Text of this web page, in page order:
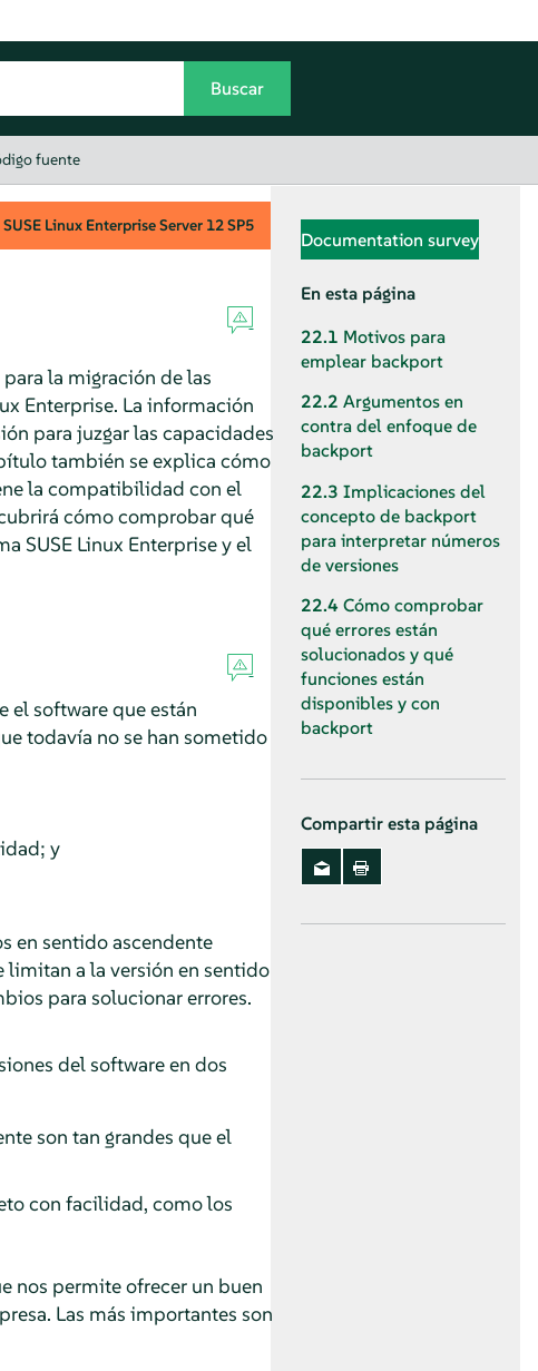
fuente
SUSE Linux Enterprise Server 12 SP5
la migración de las
Enterprise. La información
para juzgar las capacidades
también se explica cómo
la compatibilidad con el
cómo comprobar qué
SUSE Linux Enterprise y el
el software que están
todavía no se han sometido
y
en sentido ascendente
a la versión en sentido
para solucionar errores.
del software en dos
son tan grandes que el
con facilidad, como los
nos permite ofrecer un buen
Las más importantes son
Documentation survey
En esta página
22.1 Motivos para
emplear backport
22.2 Argumentos en
contra del enfoque de
backport
22.3 Implicaciones del
concepto de backport
para interpretar números
de versiones
22.4 Cómo comprobar
qué errores están
solucionados y qué
funciones están
disponibles y con
backport
Compartir esta página